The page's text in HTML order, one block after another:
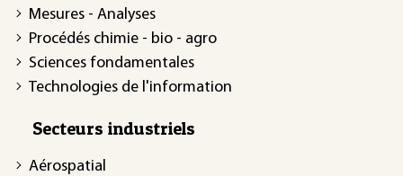
Mesures - Analyses
Procédés chimie - bio - agro
Sciences fondamentales
Technologies de l'information
Secteurs industriels
Aérospatial